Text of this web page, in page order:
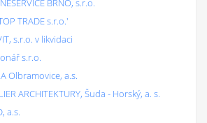
BRNO, s.r.o.
TRADE s.r.o.'
s.r.o. v likvidaci
s.r.o.
Olbramovice, a.s.
ARCHITEKTURY, Šuda - Horský, a. s.
a.s.